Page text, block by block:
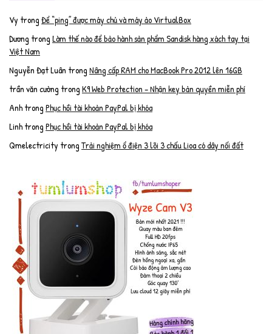
Vy trongĐể “ping” được máy chủ và máy ảo VirtualBox
Dương trongLàm thế nào để bảo hành sản phẩm Sandisk hàng xách tay tại
Việt Nam
Nguyễn Đạt Luân trongNâng cấp RAM cho MacBook Pro 2012 lên 16GB
trần văn cường trongK9 Web Protection – Nhận key bản quyền miễn phí
AnhtrongPhục hồi tài khoản PayPal bị khóa
LinhtrongPhục hồi tài khoản PayPal bị khóa
Qmelectricity trongTrải nghiệm ổ điện 3 lõi 3 chấu Lioa có dây nối đất